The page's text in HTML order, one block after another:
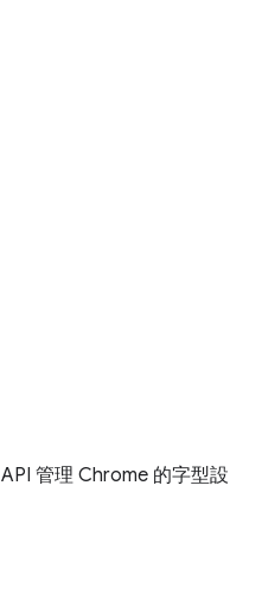
API 管理 Chrome 的字型設